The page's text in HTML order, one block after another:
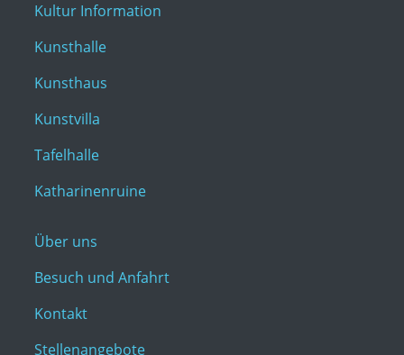
Kultur Information
Kunsthalle
Kunsthaus
Kunstvilla
Tafelhalle
Katharinenruine
Über uns
Besuch und Anfahrt
Kontakt
Stellenangebote